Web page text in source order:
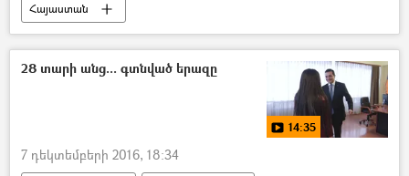
Հայաստան
28 տարի անց... գտնված երազը
14:35
7 դեկտեմբերի 2016, 18:34